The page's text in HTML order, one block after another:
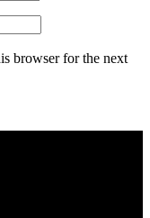
browser for the next